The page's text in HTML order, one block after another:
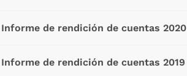
Informe de rendición de cuentas 2020
Informe de rendición de cuentas 2019